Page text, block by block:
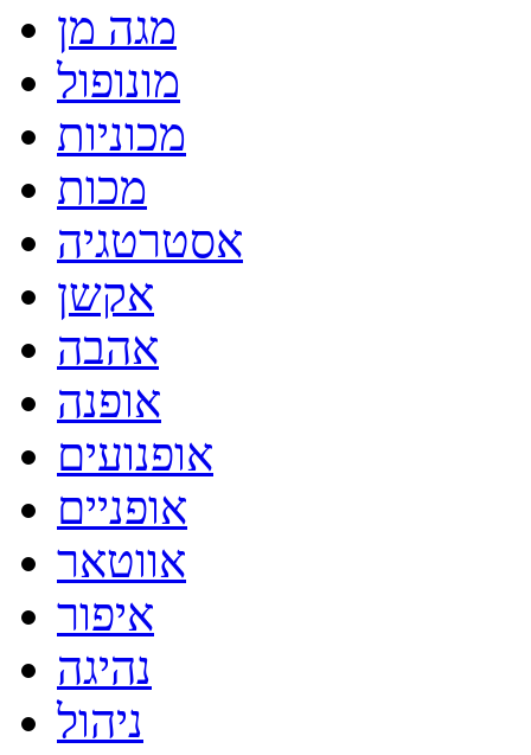
מגה מן
מונופול
מכוניות
מכות
אסטרטגיה
אקשן
אהבה
אופנה
אופנועים
אופניים
אווטאר
איפור
נהיגה
ניהול